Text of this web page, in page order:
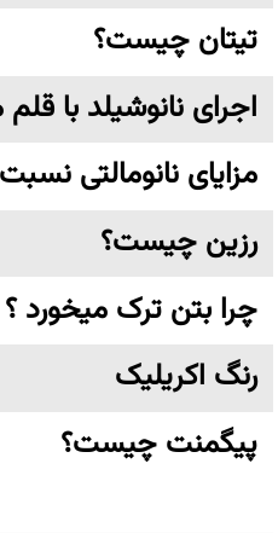
تیتان چیست؟
اجرای نانوشیلد با
مزایای نانومالتی
رزین چیست؟
چرا بتن ترک میخورد ؟
رنگ اکریلیک
پیگمنت چیست؟